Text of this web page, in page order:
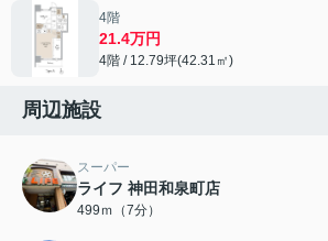
4階
21.4万円
4階 / 12.79坪(42.31㎡)
周辺施設
スーパー
ライフ 神田和泉町店
499ｍ（7分）